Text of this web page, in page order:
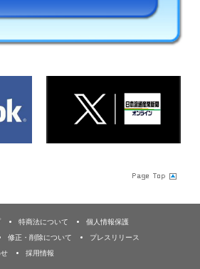
特商法について
個人情報保護
修正・削除について
プレスリリース
採用情報